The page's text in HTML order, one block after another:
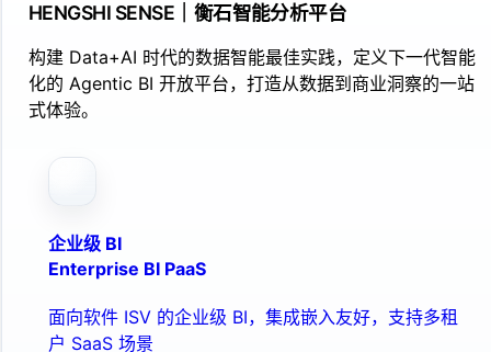
HENGSHI SENSE｜衡石智能分析平台
构建 Data+AI 时代的数据智能最佳实践，定义下一代智能
化的 Agentic BI 开放平台，打造从数据到商业洞察的一站
式体验。
企业级 BI
Enterprise BI PaaS
面向软件 ISV 的企业级 BI，集成嵌入友好，支持多租
户 SaaS 场景